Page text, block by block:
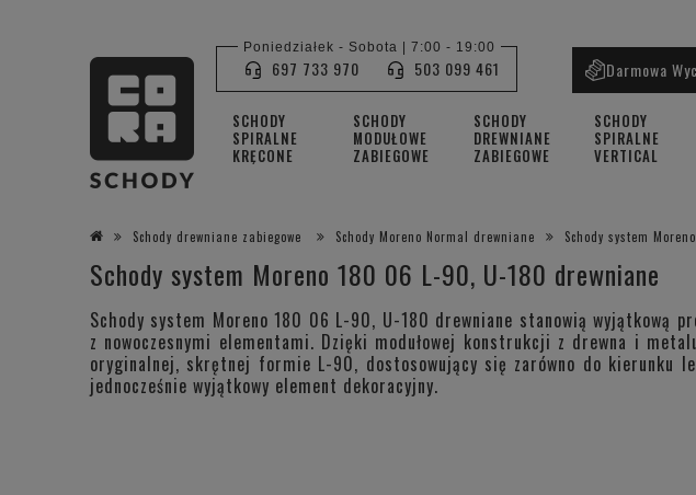
SCHODY
SPIRALNE
KRĘCONE
SCHODY
MODUŁOWE
ZABIEGOWE
SCHODY
DREWNIANE
ZABIEGOWE
SCHODY
SPIRALNE
VERTICAL
Poniedziałek - Sobota | 7:00 - 19:00
697 733 970 503 099 461 Darmowa
Schody drewniane zabiegowe Schody Moreno Normal drewniane Schody system
Schody system Moreno 180 06 L-90, U-180 drewniane
Schody system Moreno 180 06 L-90, U-180 drewniane stanowią wyjątkową
z nowoczesnymi elementami. Dzięki modułowej konstrukcji z drewna i
oryginalnej, skrętnej formie L-90, dostosowujący się zarówno do kierunku
jednocześnie wyjątkowy element dekoracyjny.